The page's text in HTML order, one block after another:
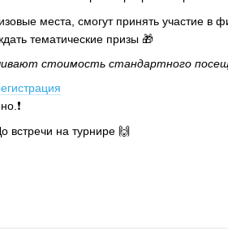
места, смогут принять участие в
тематические призы 🎁
стоимость стандартного
встречи на турнире 🙌